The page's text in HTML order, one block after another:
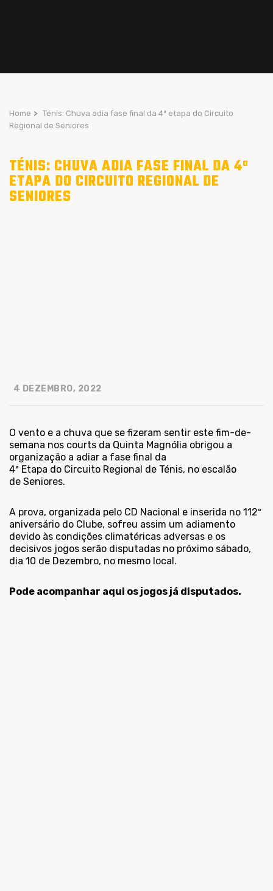
Home > Ténis: Chuva adia fase final da 4ª etapa do Circuito
Regional de Seniores
TÉNIS: CHUVA ADIA FASE FINAL DA 4ª
ETAPA DO CIRCUITO REGIONAL DE
SENIORES
4 DEZEMBRO, 2022
O vento e a chuva que se fizeram sentir este fim-de-
semana nos courts da Quinta Magnólia obrigou a
organização a adiar a fase final da
4ª Etapa do Circuito Regional de Ténis, no escalão
de Seniores.
A prova, organizada pelo CD Nacional e inserida no 112º
aniversário do Clube, sofreu assim um adiamento
devido às condições climatéricas adversas e os
decisivos jogos serão disputadas no próximo sábado,
dia 10 de Dezembro, no mesmo local.
Pode acompanhar aqui os jogos já disputados.